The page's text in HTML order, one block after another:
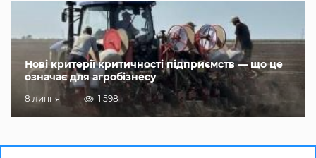
Нові критерії критичності підприємств — що це
означає для агробізнесу
8 липня 1 598